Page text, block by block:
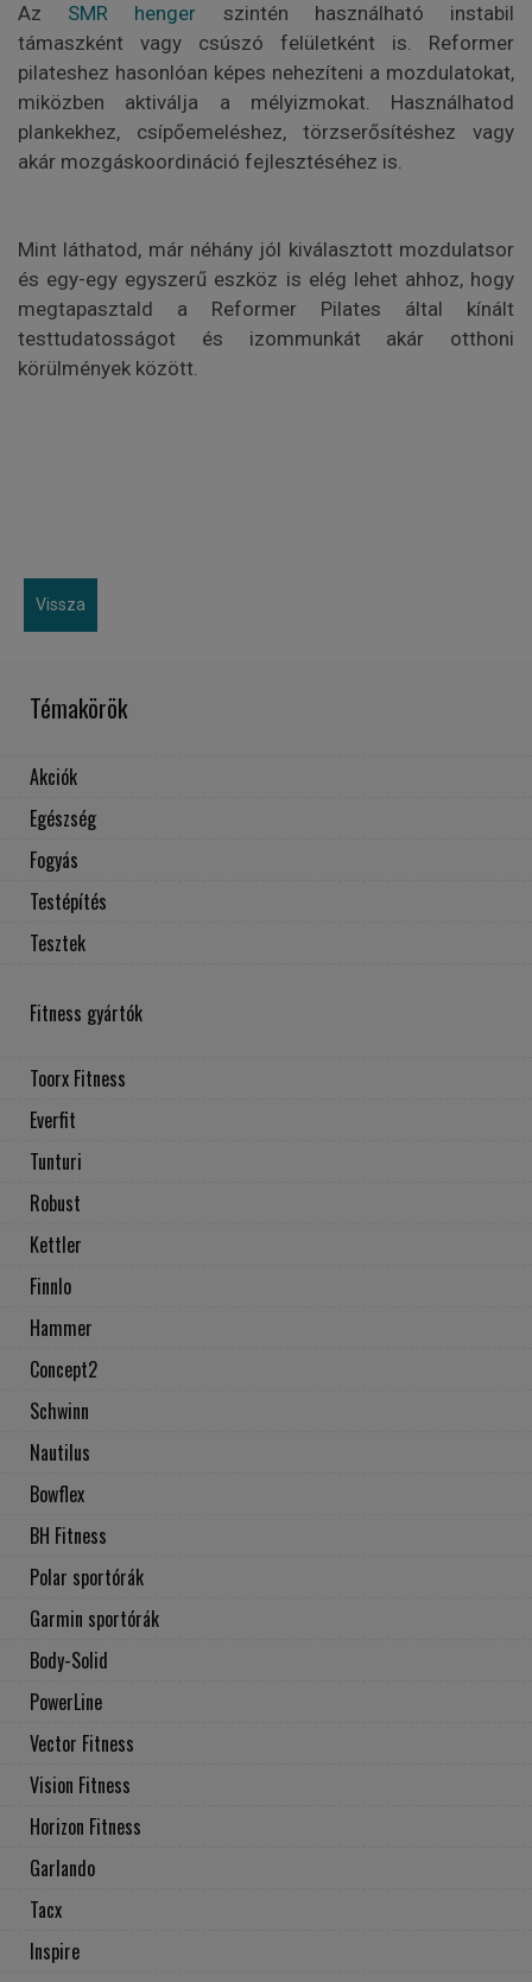
Az SMR henger szintén használható instabil
támaszként vagy csúszó felületként is. Reformer
pilateshez hasonlóan képes nehezíteni a mozdulatokat,
miközben aktiválja a mélyizmokat. Használhatod
plankekhez, csípőemeléshez, törzserősítéshez vagy
akár mozgáskoordináció fejlesztéséhez is.
Mint láthatod, már néhány jól kiválasztott mozdulatsor
és egy-egy egyszerű eszköz is elég lehet ahhoz, hogy
megtapasztald a Reformer Pilates által kínált
testtudatosságot és izommunkát akár otthoni
körülmények között.
Vissza
Témakörök
Akciók
Egészség
Fogyás
Testépítés
Tesztek
Fitness gyártók
Toorx Fitness
Everfit
Tunturi
Robust
Kettler
Finnlo
Hammer
Concept2
Schwinn
Nautilus
Bowflex
BH Fitness
Polar sportórák
Garmin sportórák
Body-Solid
PowerLine
Vector Fitness
Vision Fitness
Horizon Fitness
Garlando
Tacx
Inspire